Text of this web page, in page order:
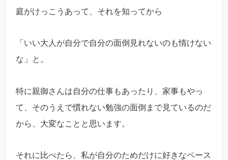
庭がけっこうあって、それを知ってから
「いい大人が自分で自分の面倒見れないのも情けない
な」と。
特に親御さんは自分の仕事もあったり、家事もやっ
て、そのうえで慣れない勉強の面倒まで見ているのだ
から、大変なことと思います。
それに比べたら、私が自分のためだけに好きなペース